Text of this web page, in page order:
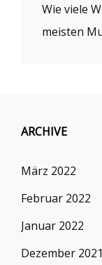
Wie viele
meisten
ARCHIVE
März 2022
Februar 2022
Januar 2022
Dezember 2021